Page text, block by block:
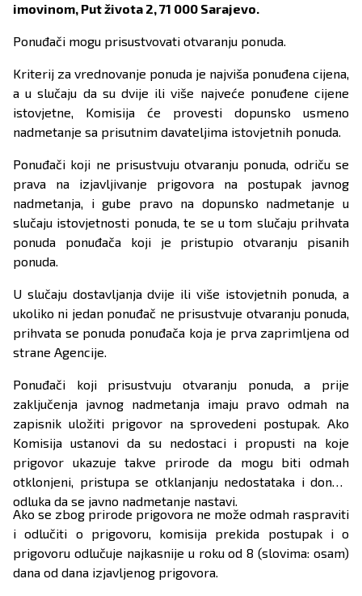
imovinom, Put života 2, 71 000 Sarajevo.
Ponuđači mogu prisustvovati otvaranju ponuda.
Kriterij za vrednovanje ponuda je najviša ponuđena cijena,
a u slučaju da su dvije ili više najveće ponuđene cijene
istovjetne, Komisija će provesti dopunsko usmeno
nadmetanje sa prisutnim davateljima istovjetnih ponuda.
Ponuđači koji ne prisustvuju otvaranju ponuda, odriču se
prava na izjavljivanje prigovora na postupak javnog
nadmetanja, i gube pravo na dopunsko nadmetanje u
slučaju istovjetnosti ponuda, te se u tom slučaju prihvata
ponuda ponuđača koji je pristupio otvaranju pisanih
ponuda.
U slučaju dostavljanja dvije ili više istovjetnih ponuda, a
ukoliko ni jedan ponuđač ne prisustvuje otvaranju ponuda,
prihvata se ponuda ponuđača koja je prva zaprimljena od
strane Agencije.
Ponuđači koji prisustvuju otvaranju ponuda, a prije
zaključenja javnog nadmetanja imaju pravo odmah na
zapisnik uložiti prigovor na sprovedeni postupak. Ako
Komisija ustanovi da su nedostaci i propusti na koje
prigovor ukazuje takve prirode da mogu biti odmah
otklonjeni, pristupa se otklanjanju nedostataka i donosi
odluka da se javno nadmetanje nastavi.
Ako se zbog prirode prigovora ne može odmah raspraviti
i odlučiti o prigovoru, komisija prekida postupak i o
prigovoru odlučuje najkasnije u roku od 8 (slovima: osam)
dana od dana izjavljenog prigovora.